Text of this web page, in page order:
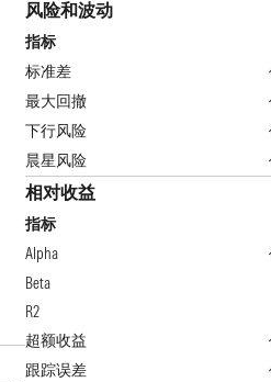
风险和波动
指标
标准差
最大回撤
下行风险
晨星风险
相对收益
指标
Alpha
Beta
R2
超额收益
跟踪误差